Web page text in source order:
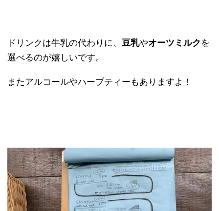
ドリンクは牛乳の代わりに、 豆乳やオーツミルクを
選べるのが嬉しいです。
またアルコールやハーブティーもありますよ！